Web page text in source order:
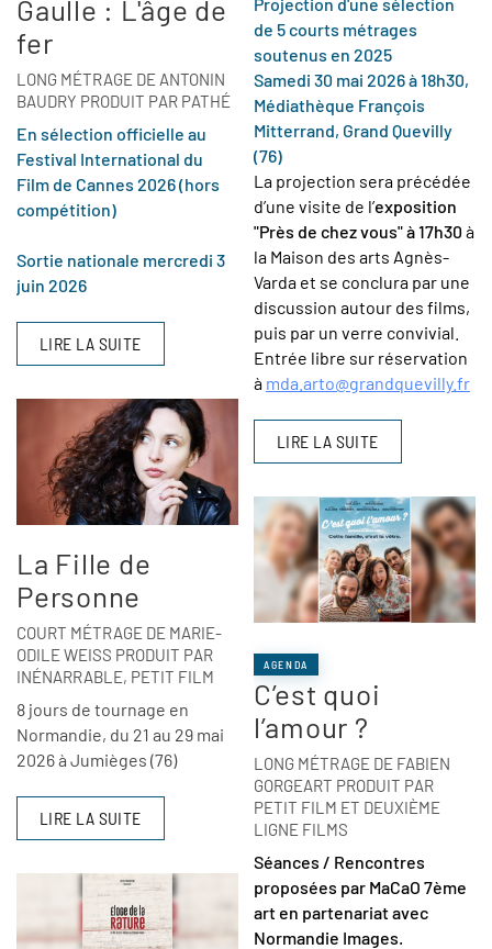
Gaulle : L'âge de
fer
LONG MÉTRAGE DE ANTONIN
BAUDRY PRODUIT PAR PATHÉ
En sélection officielle au
Festival International du
Film de Cannes 2026 (hors
compétition)
Sortie nationale mercredi 3
juin 2026
LIRE LA SUITE
La Fille de
Personne
COURT MÉTRAGE DE MARIE-
ODILE WEISS PRODUIT PAR
INÉNARRABLE, PETIT FILM
8 jours de tournage en
Normandie, du 21 au 29 mai
2026 à Jumièges (76)
LIRE LA SUITE
de 5 courts métrages
soutenus en 2025
Samedi 30 mai 2026 à 18h30,
Médiathèque François
Mitterrand, Grand Quevilly
(76)
La projection sera précédée
d’une visite de l’exposition
"Près de chez vous" à 17h30 à
la Maison des arts Agnès-
Varda et se conclura par une
discussion autour des films,
puis par un verre convivial.
Entrée libre sur réservation
à mda.arto@grandquevilly.fr
LIRE LA SUITE
AGENDA
C’est quoi
l’amour ?
LONG MÉTRAGE DE FABIEN
GORGEART PRODUIT PAR
PETIT FILM ET DEUXIÈME
LIGNE FILMS
Séances / Rencontres
proposées par MaCaO 7ème
art en partenariat avec
Normandie Images.